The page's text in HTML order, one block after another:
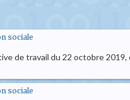
sociale
de travail du 22 octobre
sociale